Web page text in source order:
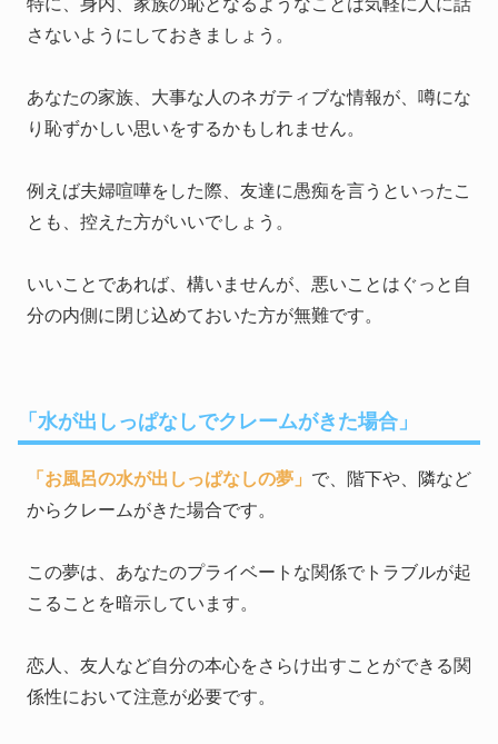
特に、身内、家族の恥となるようなことは気軽に人に話
さないようにしておきましょう。
あなたの家族、大事な人のネガティブな情報が、噂にな
り恥ずかしい思いをするかもしれません。
例えば夫婦喧嘩をした際、友達に愚痴を言うといったこ
とも、控えた方がいいでしょう。
いいことであれば、構いませんが、悪いことはぐっと自
分の内側に閉じ込めておいた方が無難です。
「水が出しっぱなしでクレームがきた場合」
「お風呂の水が出しっぱなしの夢」 で、階下や、隣など
からクレームがきた場合です。
この夢は、あなたのプライベートな関係でトラブルが起
こることを暗示しています。
恋人、友人など自分の本心をさらけ出すことができる関
係性において注意が必要です。